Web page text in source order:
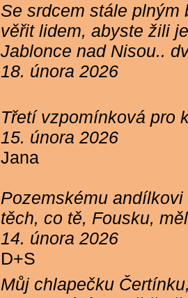
Se srdcem stále
věřit lidem, abyste žili
Jablonce nad Nisou..
18. února 2026
Třetí vzpomínková pro
15. února 2026
Jana
Pozemskému
těch, co tě, Fousku,
14. února 2026
D+S
Můj chlapečku